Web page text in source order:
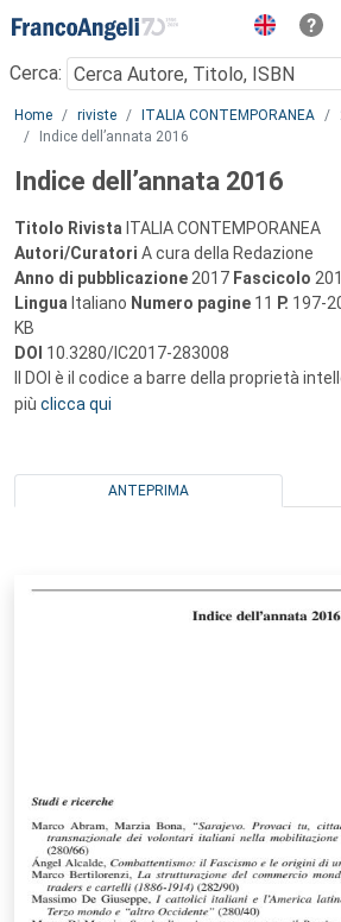
Menu
Cerca:
Main content
Home riviste ITALIA CONTEMPORANEA
Indice dell’annata 2016
Indice dell’annata 2016
Titolo Rivista ITALIA CONTEMPORANEA
Autori/Curatori A cura della Redazione
Anno di pubblicazione 2017 Fascicolo
Lingua Italiano Numero pagine 11 P. 197-
KB
DOI 10.3280/IC2017-283008
Il DOI è il codice a barre della proprietà
più clicca qui
ANTEPRIMA